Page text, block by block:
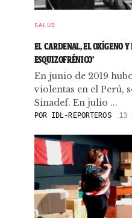
SALUD
EL CARDENAL, EL OXÍGENO
ESQUIZOFRÉNICO’
En junio de 2019
violentas en el Perú,
Sinadef. En julio ...
POR IDL-REPORTEROS 13